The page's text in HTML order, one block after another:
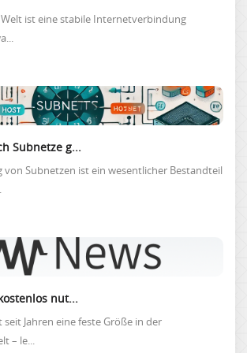
ist eine stabile Internetverbindung
Subnetze g...
von Subnetzen ist ein wesentlicher Bestandteil
nut...
seit Jahren eine feste Größe in der
– le...